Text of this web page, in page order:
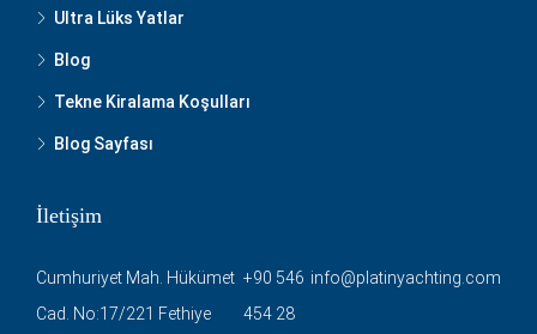
Ultra Lüks Yatlar
Blog
Tekne Kiralama Koşulları
Blog Sayfası
İletişim
Cumhuriyet Mah. Hükümet
Cad. No:17/221 Fethiye
+90 546
454 28
info@platinyachting.com